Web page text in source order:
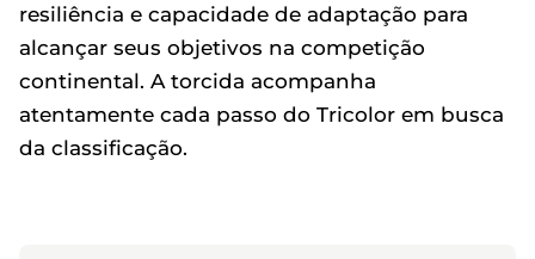
resiliência e capacidade de adaptação para
alcançar seus objetivos na competição
continental. A torcida acompanha
atentamente cada passo do Tricolor em busca
da classificação.